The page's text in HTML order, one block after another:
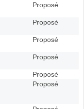
Proposé
Proposé
Proposé
Proposé
Proposé
Proposé